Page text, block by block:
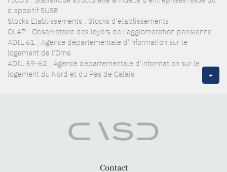
dispositif SUSE
Stocks Etablissements : Stocks d'établissements
OLAP : Observatoire des loyers de l'agglomération parisienne
ADIL 61 : Agence départementale d'information sur le
logement de l'Orne
ADIL 59-62 : Agence départementale d'information sur le
logement du Nord et du Pas de Calais
+
Contact